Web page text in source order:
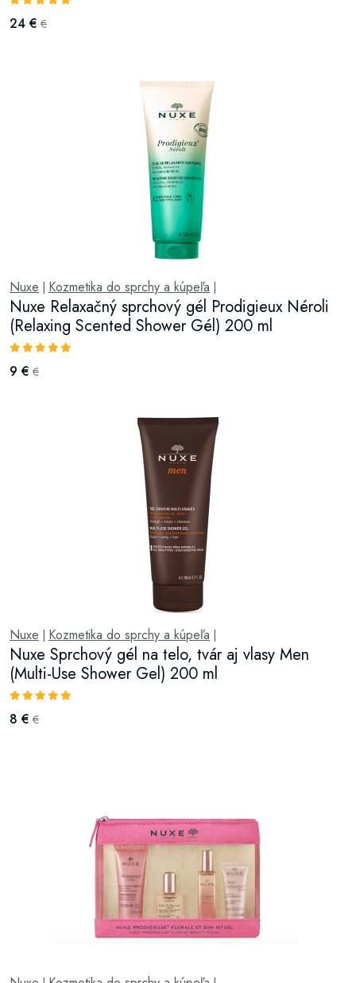
24 € €
Nuxe Kozmetika do sprchy a kúpeľa
Nuxe Relaxačný sprchový gél Prodigieux Néroli
(Relaxing Scented Shower Gél) 200 ml
9 € €
Nuxe Kozmetika do sprchy a kúpeľa
Nuxe Sprchový gél na telo, tvár aj vlasy Men
(Multi-Use Shower Gel) 200 ml
8 € €